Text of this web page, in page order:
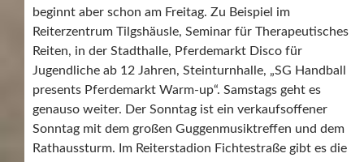
beginnt aber schon am Freitag. Zu Beispiel im
Reiterzentrum Tilgshäusle, Seminar für Therapeutisches
Reiten, in der Stadthalle, Pferdemarkt Disco für
Jugendliche ab 12 Jahren, Steinturnhalle, „SG Handball
presents Pferdemarkt Warm-up“. Samstags geht es
genauso weiter. Der Sonntag ist ein verkaufsoffener
Sonntag mit dem großen Guggenmusiktreffen und dem
Rathaussturm. Im Reiterstadion Fichtestraße gibt es die